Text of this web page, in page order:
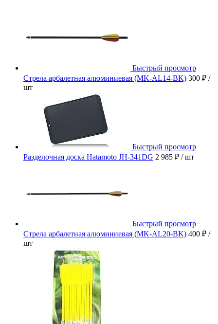
Быстрый просмотр
Стрела арбалетная алюминиевая (MK-AL14-BK) 300 ₽ /
шт
Быстрый просмотр
Разделочная доска Hatamoto JH-341DG 2 985 ₽ / шт
Быстрый просмотр
Стрела арбалетная алюминиевая (MK-AL20-BK) 400 ₽ /
шт